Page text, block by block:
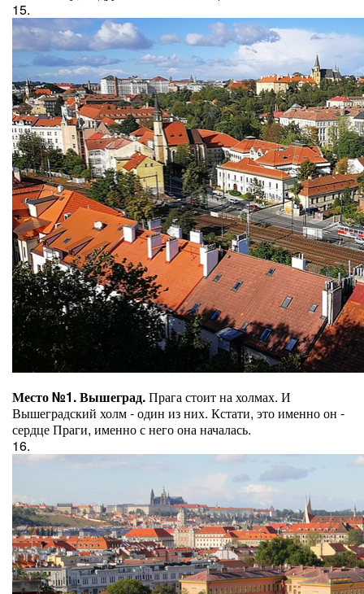
15.
Место №1. Вышеград.Прага стоит на холмах. И
Вышеградский холм - один из них. Кстати, это именно он -
сердце Праги, именно с него она началась.
16.